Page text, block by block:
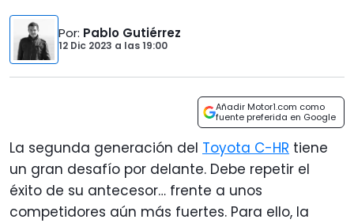
Por: Pablo Gutiérrez
12 Dic 2023 a las19:00
Añadir Motor1.com como
fuente preferida en Google
La segunda generación del Toyota C-HR tiene
un gran desafío por delante. Debe repetir el
éxito de su antecesor… frente a unos
competidores aún más fuertes. Para ello, la